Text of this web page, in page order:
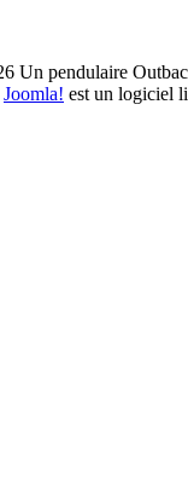
Un pendulaire
Joomla! est un logiciel